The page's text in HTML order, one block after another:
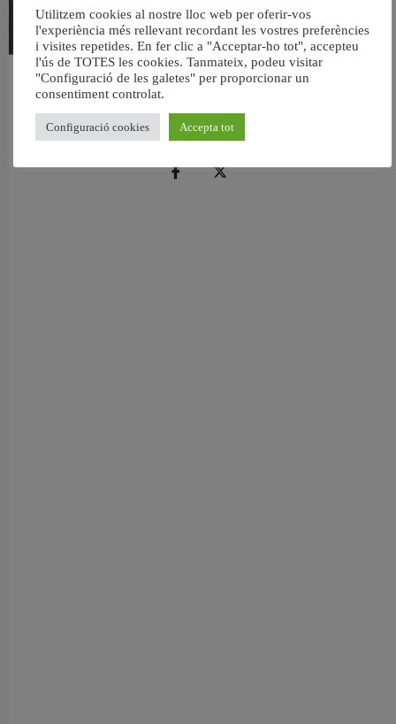
València reforma l’Escola Infantil Pardalets i instal·larà aire condicionat a totes
5 agost, 2026
Utilitzem cookies al nostre lloc web per oferir-vos
l'experiència més rellevant recordant les vostres preferències
i visites repetides. En fer clic a "Acceptar-ho tot", accepteu
l'ús de TOTES les cookies. Tanmateix, podeu visitar
"Configuració de les galetes" per proporcionar un
consentiment controlat.
Configuració cookies Accepta tot